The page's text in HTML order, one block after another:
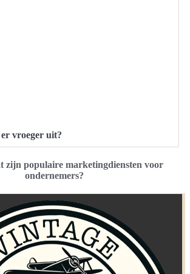
vroeger uit?
zijn populaire marketingdiensten voor
ondernemers?